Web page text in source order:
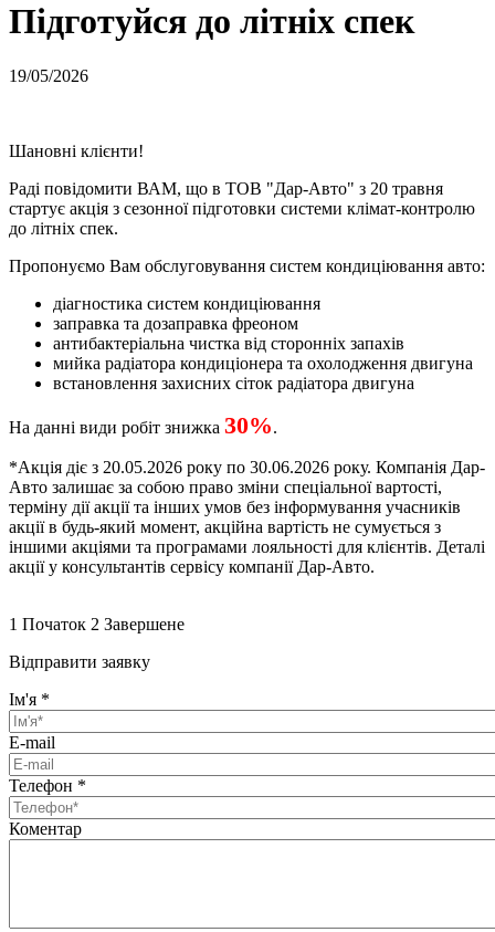
Підготуйся до літніх спек
19/05/2026
Шановні клієнти!
Раді повідомити ВАМ, що в ТОВ "Дар-Авто" з 20 травня
стартує акція з сезонної підготовки системи клімат-контролю
до літніх спек.
Пропонуємо Вам обслуговування систем кондиціювання авто:
діагностика систем кондиціювання
заправка та дозаправка фреоном
антибактеріальна чистка від сторонніх запахів
мийка радіатора кондиціонера та охолодження двигуна
встановлення захисних сіток радіатора двигуна
На данні види робіт знижка 30%.
*Акція діє з 20.05.2026 року по 30.06.2026 року. Компанія Дар-
Авто залишає за собою право зміни спеціальної вартості,
терміну дії акції та інших умов без інформування учасників
акції в будь-який момент, акційна вартість не сумується з
іншими акціями та програмами лояльності для клієнтів. Деталі
акції у консультантів сервісу компанії Дар-Авто.
1 Початок 2 Завершене
Відправити заявку
Ім'я *
E-mail
Телефон *
Коментар